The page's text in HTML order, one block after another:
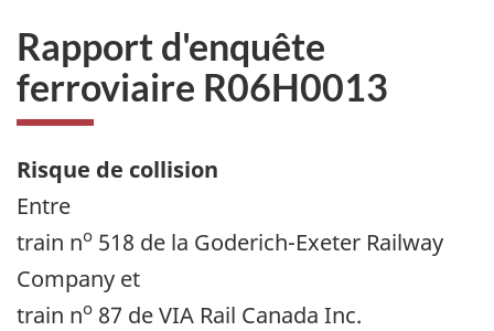
Rapport d'enquête
ferroviaire R06H0013
Risque de collision
Entre
train no 518 de la Goderich-Exeter Railway
Company et
train no 87 de VIA Rail Canada Inc.